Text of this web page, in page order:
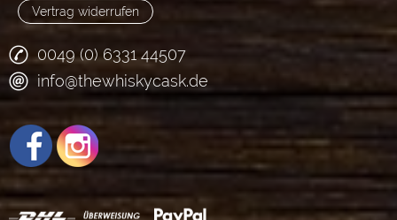
Vertrag widerrufen
0049 (0) 6331 44507
info@thewhiskycask.de